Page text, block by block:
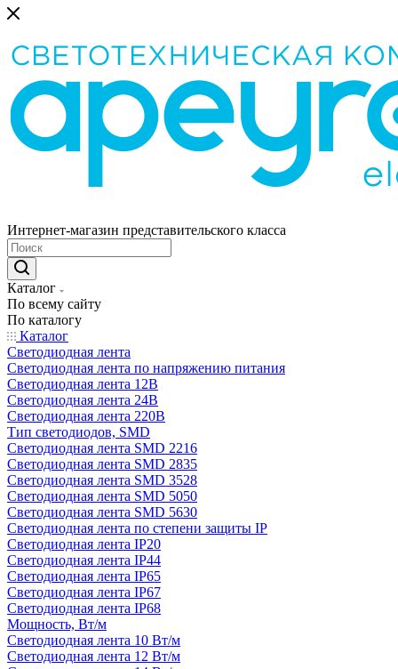
Интернет-магазин представительского класса
Каталог
По всему сайту
По каталогу
Каталог
Светодиодная лента
Светодиодная лента по напряжению питания
Светодиодная лента 12В
Светодиодная лента 24В
Светодиодная лента 220В
Тип светодиодов, SMD
Cветодиодная лента SMD 2216
Светодиодная лента SMD 2835
Светодиодная лента SMD 3528
Светодиодная лента SMD 5050
Светодиодная лента SMD 5630
Светодиодная лента по степени защиты IP
Светодиодная лента IP20
Светодиодная лента IP44
Светодиодная лента IP65
Светодиодная лента IP67
Светодиодная лента IP68
Мощность, Вт/м
Светодиодная лента 10 Вт/м
Светодиодная лента 12 Вт/м